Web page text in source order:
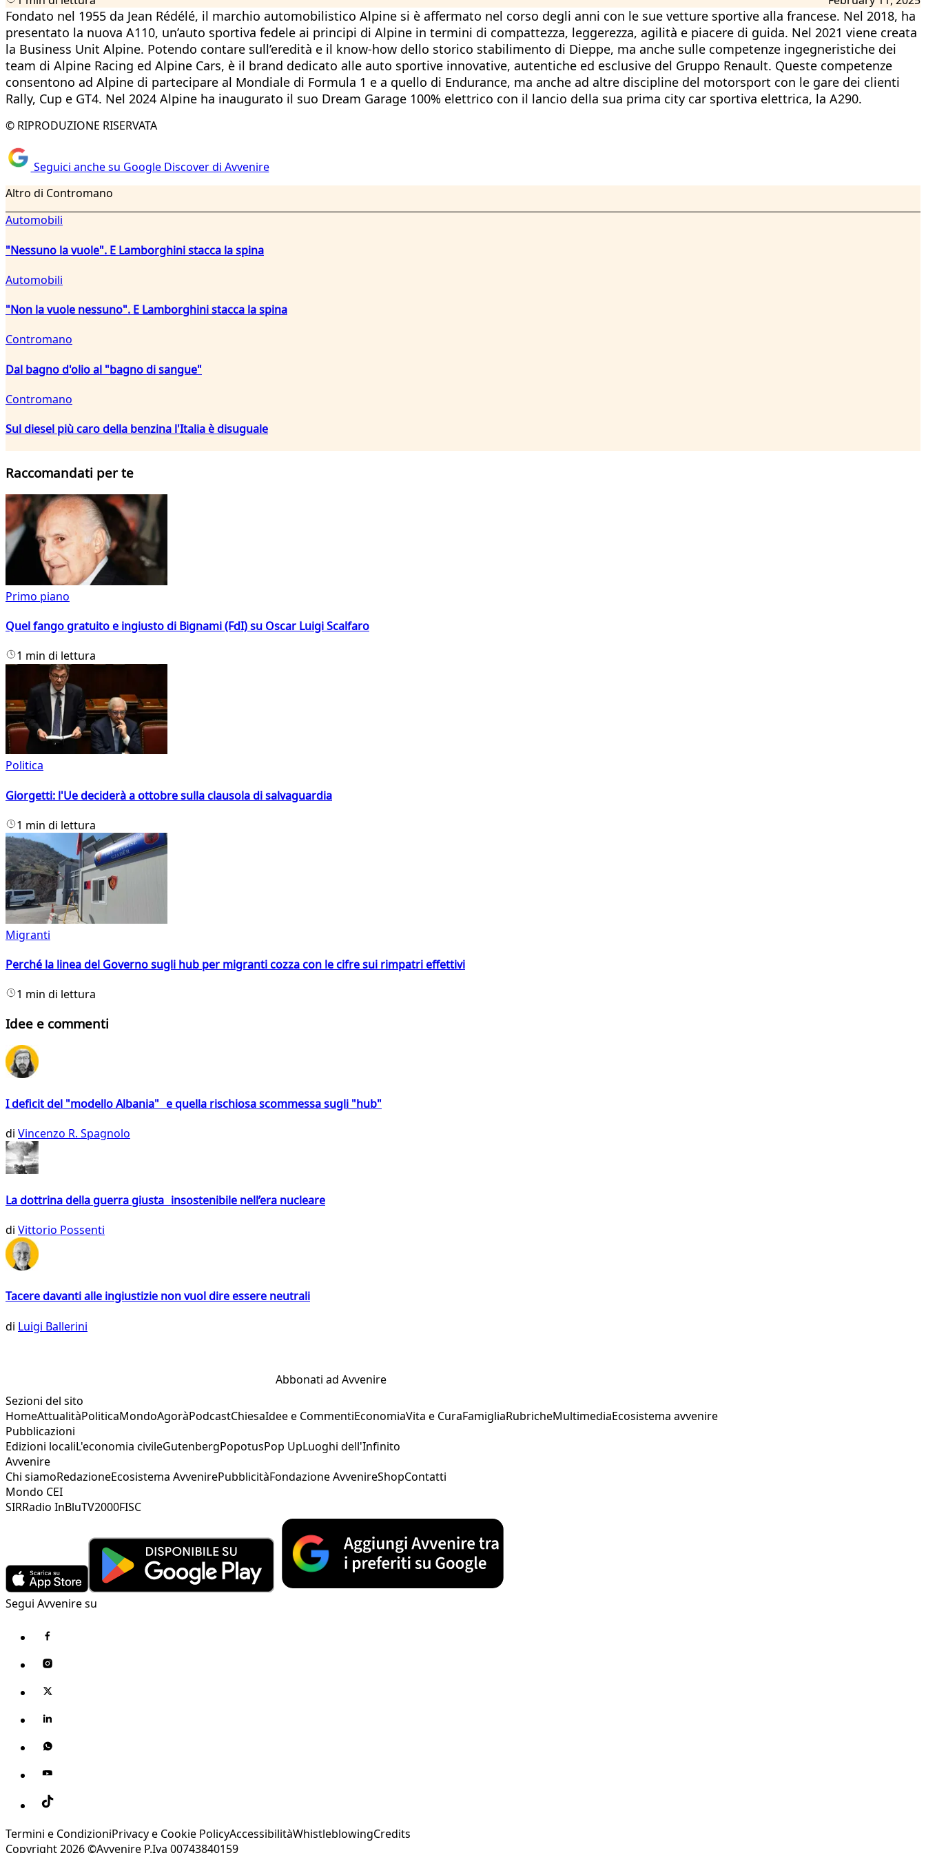
Fondato nel 1955 da Jean Rédélé, il marchio automobilistico Alpine si è affermato nel corso degli anni con le sue vetture sportive alla francese. Nel 2018, ha
presentato la nuova A110, un’auto sportiva fedele ai principi di Alpine in termini di compattezza, leggerezza, agilità e piacere di guida. Nel 2021 viene creata
la Business Unit Alpine. Potendo contare sull’eredità e il know-how dello storico stabilimento di Dieppe, ma anche sulle competenze ingegneristiche dei
team di Alpine Racing ed Alpine Cars, è il brand dedicato alle auto sportive innovative, autentiche ed esclusive del Gruppo Renault. Queste competenze
consentono ad Alpine di partecipare al Mondiale di Formula 1 e a quello di Endurance, ma anche ad altre discipline del motorsport con le gare dei clienti
Rally, Cup e GT4. Nel 2024 Alpine ha inaugurato il suo Dream Garage 100% elettrico con il lancio della sua prima city car sportiva elettrica, la A290.
© RIPRODUZIONE RISERVATA
Seguici anche su Google Discover di Avvenire
Altro di Contromano
Automobili
"Nessuno la vuole". E Lamborghini stacca la spina
Automobili
"Non la vuole nessuno". E Lamborghini stacca la spina
Contromano
Dal bagno d'olio al "bagno di sangue"
Contromano
Sul diesel più caro della benzina l'Italia è disuguale
Raccomandati per te
Primo piano
Quel fango gratuito e ingiusto di Bignami (FdI) su Oscar Luigi Scalfaro
1 min di lettura
Politica
Giorgetti: l'Ue deciderà a ottobre sulla clausola di salvaguardia
1 min di lettura
Migranti
Perché la linea del Governo sugli hub per migranti cozza con le cifre sui rimpatri effettivi
1 min di lettura
Idee e commenti
I deficit del "modello Albania" e quella rischiosa scommessa sugli "hub"
di Vincenzo R. Spagnolo
La dottrina della guerra giusta insostenibile nell’era nucleare
di Vittorio Possenti
Tacere davanti alle ingiustizie non vuol dire essere neutrali
di Luigi Ballerini
Abbonati ad Avvenire
Sezioni del sito
HomeAttualitàPoliticaMondoAgoràPodcastChiesaIdee e CommentiEconomiaVita e CuraFamigliaRubricheMultimediaEcosistema avvenire
Pubblicazioni
Edizioni localiL'economia civileGutenbergPopotusPop UpLuoghi dell'Infinito
Avvenire
Chi siamoRedazioneEcosistema AvvenirePubblicitàFondazione AvvenireShopContatti
Mondo CEI
SIRRadio InBluTV2000FISC
Segui Avvenire su
Termini e CondizioniPrivacy e Cookie PolicyAccessibilitàWhistleblowingCredits
Copyright 2026 ©Avvenire P.Iva 00743840159